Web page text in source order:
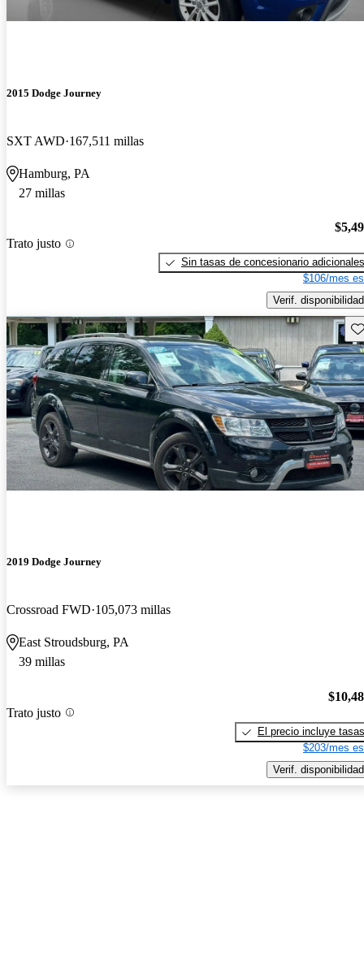
2015 Dodge Journey
SXT AWD 167,511 millas
Hamburg, PA
27 millas
Trato justo
Sin tasas de concesionario adicionales
$106/mes
Verif. disponibilidad
2019 Dodge Journey
Crossroad FWD 105,073 millas
East Stroudsburg, PA
39 millas
Trato justo
El precio incluye tasas
$203/mes
Verif. disponibilidad